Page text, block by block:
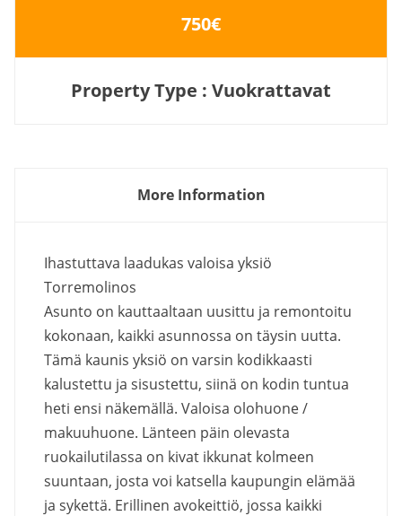
750€
Property Type : Vuokrattavat
More Information
Ihastuttava laadukas valoisa yksiö
Torremolinos
Asunto on kauttaaltaan uusittu ja remontoitu
kokonaan, kaikki asunnossa on täysin uutta.
Tämä kaunis yksiö on varsin kodikkaasti
kalustettu ja sisustettu, siinä on kodin tuntua
heti ensi näkemällä. Valoisa olohuone /
makuuhuone. Länteen päin olevasta
ruokailutilassa on kivat ikkunat kolmeen
suuntaan, josta voi katsella kaupungin elämää
ja sykettä. Erillinen avokeittiö, jossa kaikki